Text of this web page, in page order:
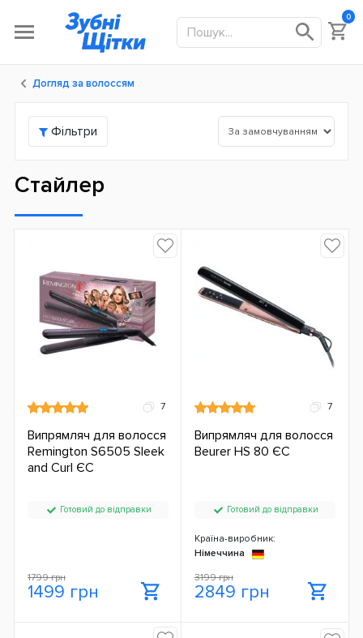
0
Догляд за волоссям
Фільтри
Стайлер
7
Випрямляч для волосся
Remington S6505 Sleek
and Curl ЄС
Готовий до відправки
1799 грн
1499 грн
7
Випрямляч для волосся
Beurer HS 80 ЄС
Готовий до відправки
Країна-виробник:
Німеччина
3199 грн
2849 грн